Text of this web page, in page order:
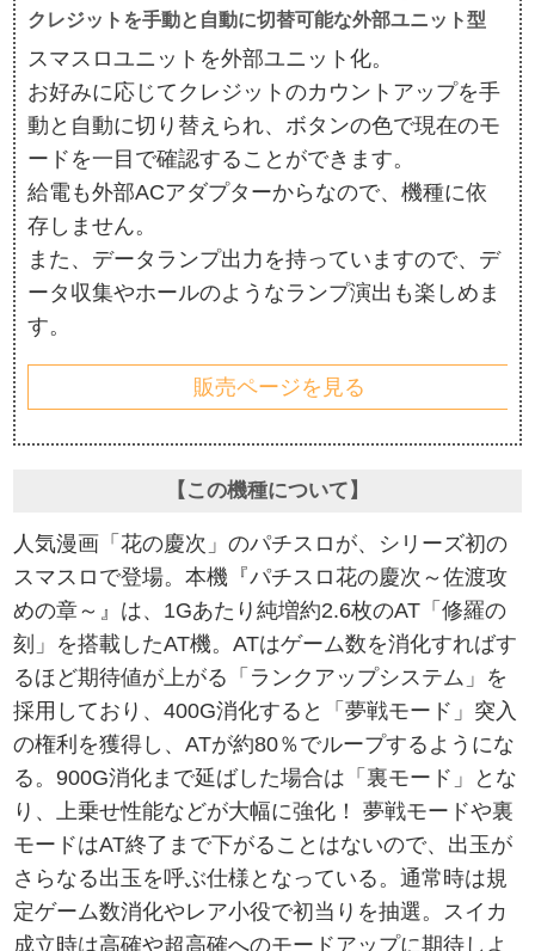
クレジットを手動と自動に切替可能な外部ユニット型
スマスロユニットを外部ユニット化。
お好みに応じてクレジットのカウントアップを手
動と自動に切り替えられ、ボタンの色で現在のモ
ードを一目で確認することができます。
給電も外部ACアダプターからなので、機種に依
存しません。
また、データランプ出力を持っていますので、デ
ータ収集やホールのようなランプ演出も楽しめま
す。
販売ページを見る
【この機種について】
人気漫画「花の慶次」のパチスロが、シリーズ初の
スマスロで登場。本機『パチスロ花の慶次～佐渡攻
めの章～』は、1Gあたり純増約2.6枚のAT「修羅の
刻」を搭載したAT機。ATはゲーム数を消化すればす
るほど期待値が上がる「ランクアップシステム」を
採用しており、400G消化すると「夢戦モード」突入
の権利を獲得し、ATが約80％でループするようにな
る。900G消化まで延ばした場合は「裏モード」とな
り、上乗せ性能などが大幅に強化！ 夢戦モードや裏
モードはAT終了まで下がることはないので、出玉が
さらなる出玉を呼ぶ仕様となっている。通常時は規
定ゲーム数消化やレア小役で初当りを抽選。スイカ
成立時は高確や超高確へのモードアップに期待しよ